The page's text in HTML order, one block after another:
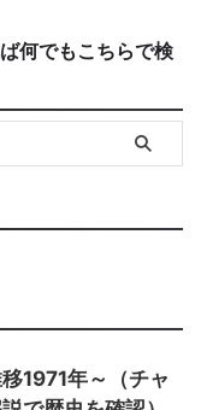
何でもこちらで検
1971年～（チャ